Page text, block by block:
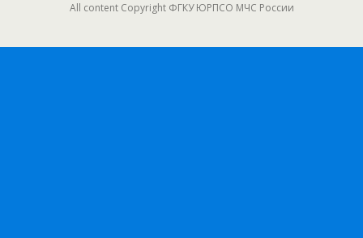
All content Copyright ФГКУ ЮРПСО МЧС России